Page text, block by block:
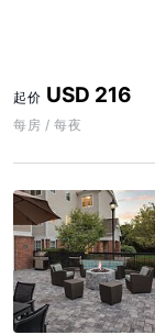
起价 USD 216
每房 / 每夜